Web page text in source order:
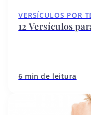
VERSÍCULOS POR
12 Versículos
6 min de leitura